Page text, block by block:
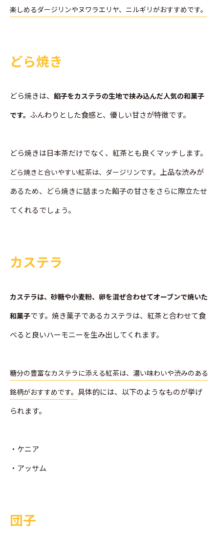
楽しめるダージリンやヌワラエリヤ、ニルギリがおすすめです。
どら焼き
どら焼きは、 餡子をカステラの生地で挟み込んだ人気の和菓子
です。 ふんわりとした食感と、優しい甘さが特徴です。
どら焼きは日本茶だけでなく、紅茶とも良くマッチします。
どら焼きと合いやすい紅茶は、ダージリンです。
上品な渋みが
あるため、どら焼きに詰まった餡子の甘さをさらに際立たせ
てくれるでしょう。
カステラ
カステラは、砂糖や小麦粉、卵を混ぜ合わせてオーブンで焼いた
和菓子です。焼き菓子であるカステラは、紅茶と合わせて食
べると良いハーモニーを生み出してくれます。
糖分の豊富なカステラに添える紅茶は、濃い味わいや渋みのある
銘柄がおすすめです。 具体的には、以下のようなものが挙げ
られます。
・ケニア
・アッサム
団子